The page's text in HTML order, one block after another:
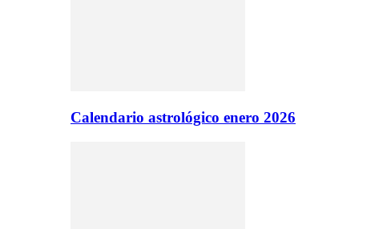
Calendario astrológico enero 2026